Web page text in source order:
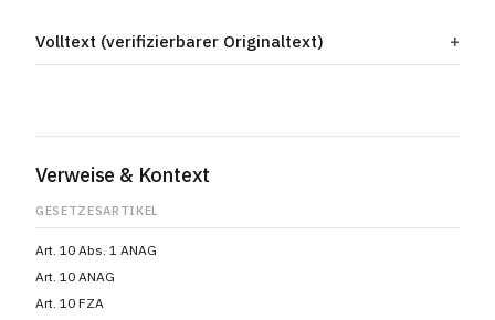
Volltext (verifizierbarer Originaltext)
Verweise & Kontext
GESETZESARTIKEL
Art. 10 Abs. 1 ANAG
Art. 10 ANAG
Art. 10 FZA